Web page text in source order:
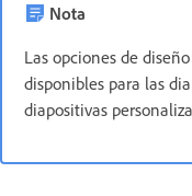
Nota
Las opciones de
disponibles para las
diapositivas